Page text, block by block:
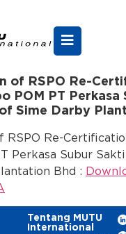
of RSPO Re-
POM PT Perkasa
Sime Darby
RSPO Re-
Perkasa Subur
Bhd :
Tentang MUTU
International